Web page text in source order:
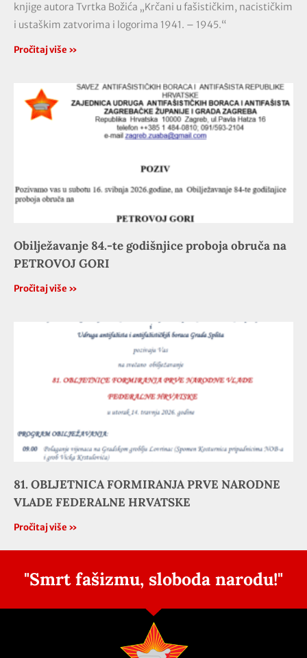
knjige autora Tvrtka Božića „Krčani u fašističkim, nacističkim
i ustaškim zatvorima i logorima 1941. – 1945.“
Pročitaj više »
Obilježavanje 84.-te godišnjice proboja obruča na
PETROVOJ GORI
Pročitaj više »
81. OBLJETNICA FORMIRANJA PRVE NARODNE
VLADE FEDERALNE HRVATSKE
Pročitaj više »
"Smrt fašizmu, sloboda narodu!"